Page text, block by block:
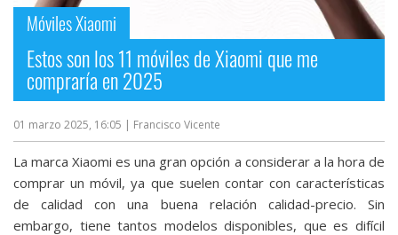
Móviles Xiaomi
Estos son los 11 móviles de Xiaomi que me
compraría en 2025
01 marzo 2025, 16:05 | Francisco Vicente
La marca Xiaomi es una gran opción a considerar a la hora de
comprar un móvil, ya que suelen contar con características
de calidad con una buena relación calidad-precio. Sin
embargo, tiene tantos modelos disponibles, que es difícil